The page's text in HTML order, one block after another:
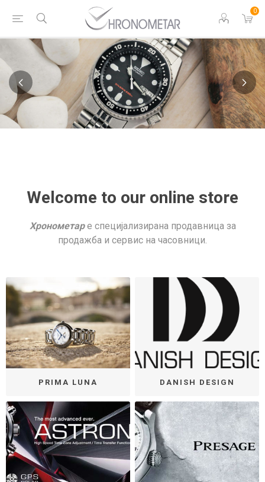
0
Welcome to our online store
Хронометар е специјализирана продавница за
продажба и сервис на часовници.
PRIMA LUNA DANISH DESIGN